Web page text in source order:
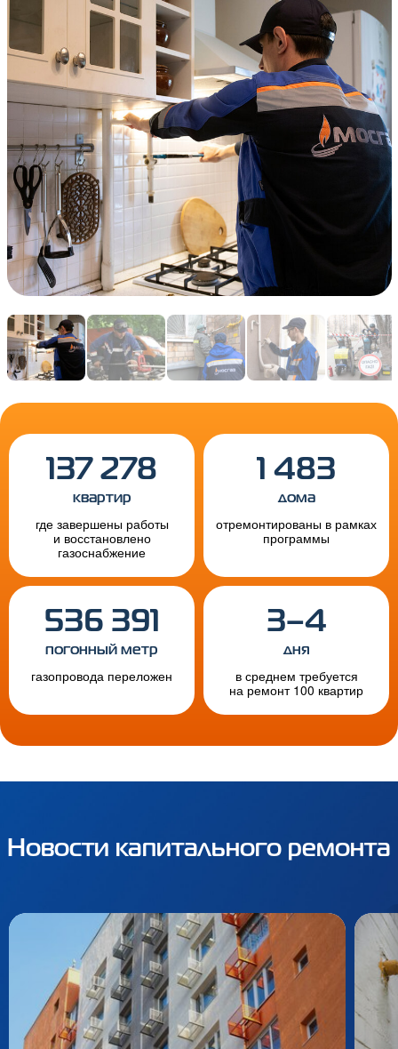
137 278
квартир
где завершены работы
и восстановлено
газоснабжение
1 483
дома
отремонтированы в рамках
программы
536 391
погонный метр
газопровода переложен
3–4
дня
в среднем требуется
на ремонт 100 квартир
Новости капитального ремонта